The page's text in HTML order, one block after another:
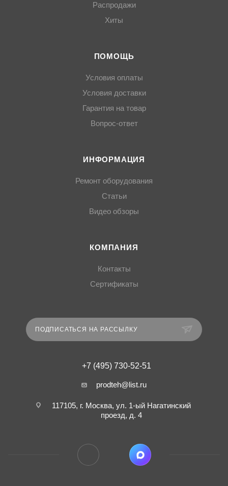
Распродажи
Хиты
ПОМОЩЬ
Условия оплаты
Условия доставки
Гарантия на товар
Вопрос-ответ
ИНФОРМАЦИЯ
Ремонт оборудования
Статьи
Видео обзоры
КОМПАНИЯ
Контакты
Сертификаты
ПОДПИСАТЬСЯ НА РАССЫЛКУ
+7 (495) 730-52-51
prodteh@list.ru
117105, г. Москва, ул. 1-ый Нагатинский
проезд, д. 4